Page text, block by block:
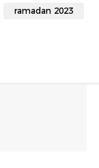
ramadan 2023